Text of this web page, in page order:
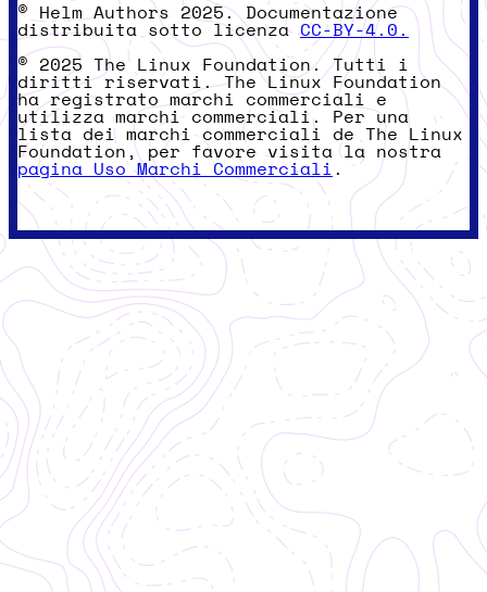
© Helm Authors 2025. Documentazione
distribuita sotto licenzaCC-BY-4.0.
© 2025 The Linux Foundation. Tutti i
diritti riservati. The Linux Foundation
ha registrato marchi commerciali e
utilizza marchi commerciali. Per una
lista dei marchi commerciali de The Linux
Foundation, per favore visita la nostra
pagina Uso Marchi Commerciali .